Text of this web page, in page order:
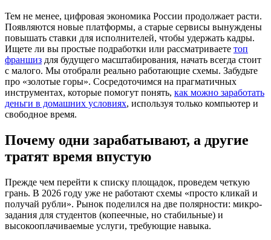
Тем не менее, цифровая экономика России продолжает расти.
Появляются новые платформы, а старые сервисы вынуждены
повышать ставки для исполнителей, чтобы удержать кадры.
Ищете ли вы простые подработки или рассматриваете топ
франшиз для будущего масштабирования, начать всегда стоит
с малого. Мы отобрали реально работающие схемы. Забудьте
про «золотые горы». Сосредоточимся на прагматичных
инструментах, которые помогут понять, как можно заработать
деньги в домашних условиях, используя только компьютер и
свободное время.
Почему одни зарабатывают, а другие
тратят время впустую
Прежде чем перейти к списку площадок, проведем четкую
грань. В 2026 году уже не работают схемы «просто кликай и
получай рубли». Рынок поделился на две полярности: микро-
задания для студентов (копеечные, но стабильные) и
высокооплачиваемые услуги, требующие навыка.